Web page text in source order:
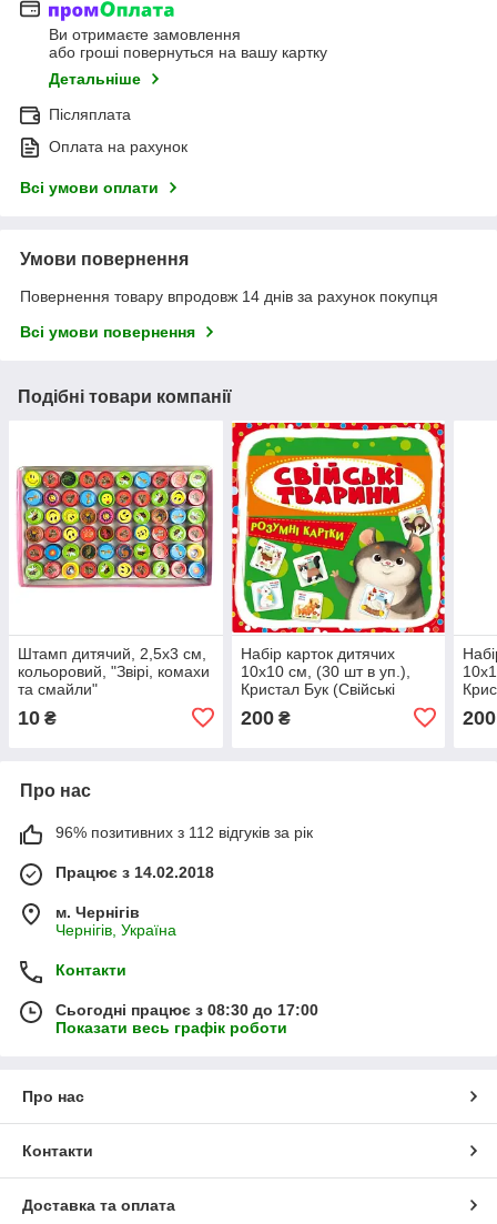
Ви отримаєте замовлення
або гроші повернуться на вашу картку
Детальніше
Післяплата
Оплата на рахунок
Всі умови оплати
Умови повернення
Повернення товару впродовж 14 днів за рахунок покупця
Всі умови повернення
Подібні товари компанії
Штамп дитячий, 2,5х3 см,
кольоровий, "Звірі, комахи
та смайли"
10 ₴
Набір карток дитячих
10х10 см, (30 шт в уп.),
Кристал Бук (Свійські
200₴ 200
Про нас
96% позитивних з 112 відгуків за рік
Працює з 14.02.2018
м. Чернігів
Чернігів, Україна
Контакти
Сьогодні працює з 08:30 до 17:00
Показати весь графік роботи
Про нас
Контакти
Доставка та оплата